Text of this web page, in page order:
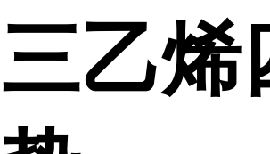
三乙烯